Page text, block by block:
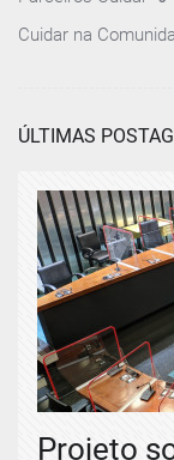
Cuidar na
ÚLTIMAS
Projeto